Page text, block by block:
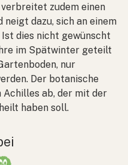
zudem einen
neigt dazu, sich an einem
dies nicht gewünscht
im Spätwinter geteilt
nur
Der botanische
ab, der mit der
haben soll.